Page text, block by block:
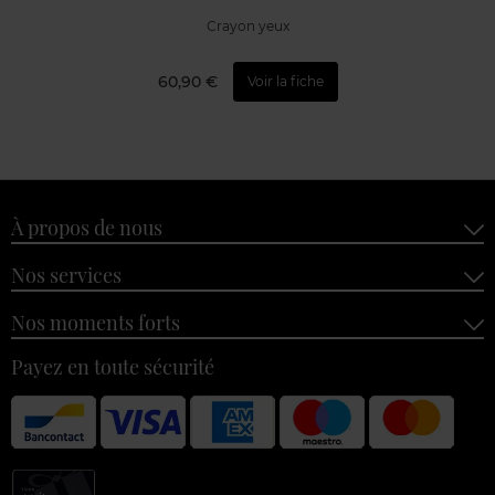
Crayon yeux
60,90 € Voir la fiche
À propos de nous
Nos services
Nos moments forts
Payez en toute sécurité